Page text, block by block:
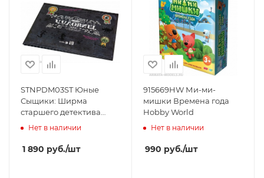
STNPDM03ST Юные
Сыщики: Ширма
старшего детектива
Студия 101
Нет в наличии
1 890 руб./шт
915669HW Ми-ми-
мишки Времена года
Hobby World
Нет в наличии
990 руб./шт